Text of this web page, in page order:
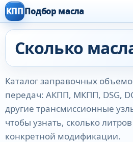
КПППодбор масла
Сколько
Каталог заправочных
передач: АКПП, МКПП, DSG,
другие трансмиссионные
чтобы узнать, сколько
конкретной модификации.